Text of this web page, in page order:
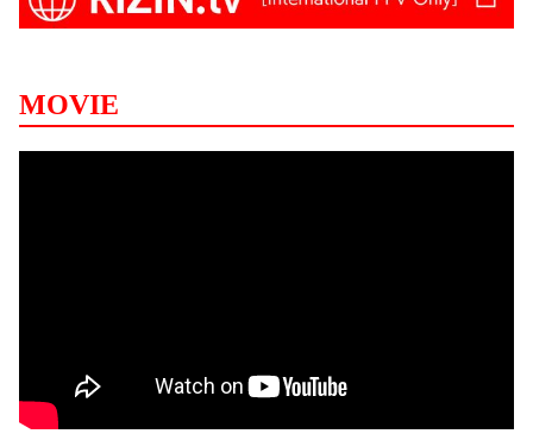
MOVIE